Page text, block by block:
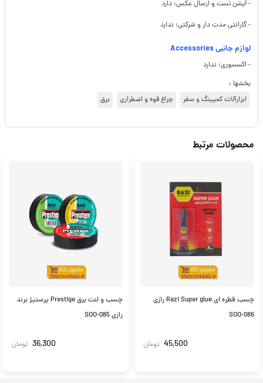
- آپشن تست و ارسال عکس: دارد
- گارانتی مدت دار و شرکتی: ندارد
لوازم جانبی Accessories
- اکسسوری: ندارد
بخشها :
ابزارآلات کمپینگ و سفر
چراغ قوه و اضطراری برق
محصولات مرتبط
چسب قطره ای Razi Super glue رازی
SOO-086
45,500 تومان
چسب و لنت برق Prestige پرستیژ برند
رازی SOO-085
36,300 تومان